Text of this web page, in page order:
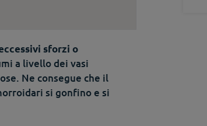
sforzi o
a livello dei vasi
Ne consegue che il
si gonfino e si